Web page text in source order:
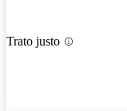
Trato justo